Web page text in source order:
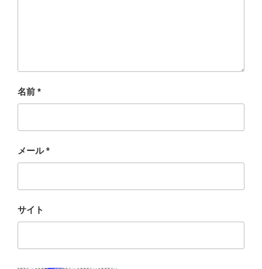
名前 *
メール*
サイト